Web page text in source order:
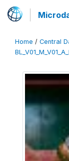
Home / Central